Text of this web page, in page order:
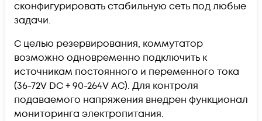
сконфигурировать стабильную сеть под любые
задачи.
С целью резервирования, коммутатор
возможно одновременно подключить к
источникам постоянного и переменного тока
(36-72V DC + 90-264V AC). Для контроля
подаваемого напряжения внедрен функционал
мониторинга электропитания.